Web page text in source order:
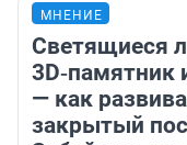
МНЕНИЕ
Светящиеся
3D‑памятник
— как
закрытый